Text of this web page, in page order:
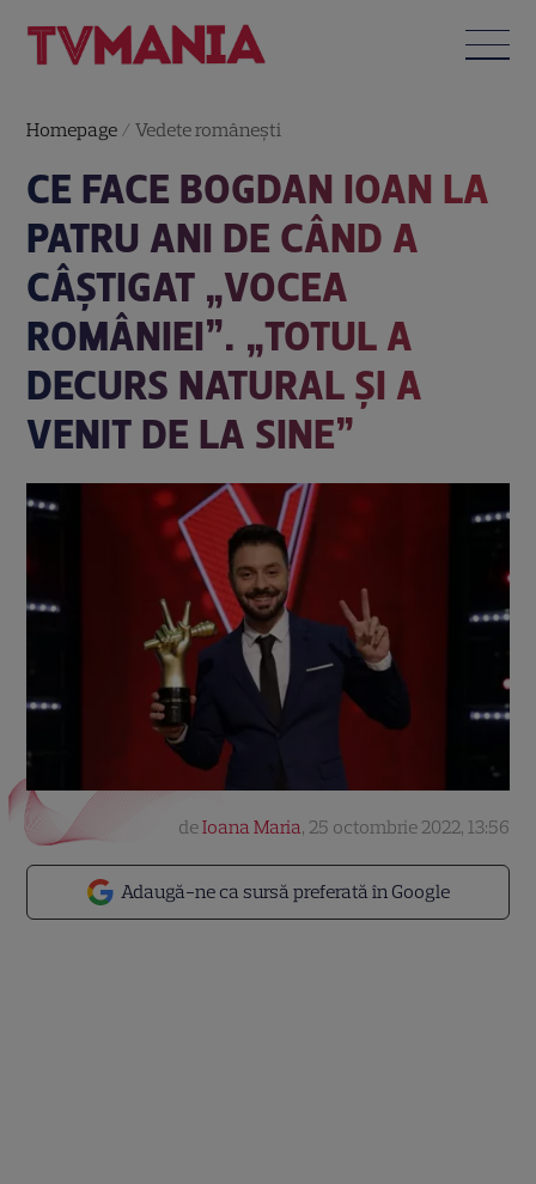
Homepage /Vedete româneşti
CE FACE BOGDAN IOAN LA
PATRU ANI DE CÂND A
CÂȘTIGAT „VOCEA
ROMÂNIEI”. „TOTUL A
DECURS NATURAL ȘI A
VENIT DE LA SINE”
Adaugă-ne ca sursă preferată în Google
deIoana Maria, 25 octombrie 2022, 13:56